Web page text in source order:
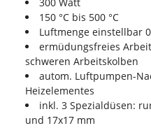
150 °C bis 500 °C
Luftmenge einstellbar
ermüdungsfreies
schweren Arbeitskolben
autom. Luftpumpen-
Heizelementes
inkl. 3 Spezialdüsen:
und 17x17 mm